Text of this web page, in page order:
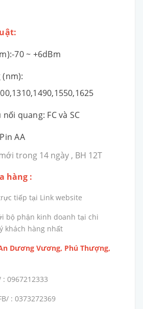
70 ~ +6dBm
quang: FC và SC
AA
trong 14 ngày , BH 12T
hàng :
tiếp tại Link website
bộ phận kinh doanh tại chi
khách hàng nhất
Dương Vương, Phú Thượng,
0967212333
: 0373272369